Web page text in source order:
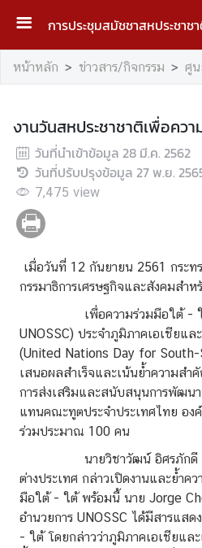
การประชุมสมัชชาสหประชาช
ห
น้
ลั
ก
U
N
G
บ
ค
ว
า
ม
น่
า
น
ใ
จ
หน้าหลัก ข่าวสาร/กิจกรรม ศู
งานวันสหประชาชาติเพื่อคว
วันที่นำเข้าข้อมูล 28 มี.ค. 2562
วันที่ปรับปรุงข้อมูล 27 พ.ย.
7,475 view
เมื่อวันที่ 12 กันยายน 2561 กระท
กรรมาธิการเศรษฐกิจและสังคมสำ
เพื่อความร่วมมือใต้ - ใต้
UNOSSC) ประจำภูมิภาคเอเชียแ
(United Nations Day for
เสนอผลสำเร็จและเน้นย้ำความส
การส่งเสริมและสนับสนุนการพัฒน
แทนคณะทูตประจำประเทศไทย อง
ร่วมประมาณ 100 คน
นายวิชาวัฒน์ อิศรภักดี ที่ปรึกษา
ต่างประเทศ กล่าวเปิดงานและย้ำ
มือใต้ - ใต้ พร้อมนี้ นาย Jorge
อำนวยการ UNOSSC ได้มีสารแส
- ใต้ โดยกล่าวว่าภูมิภาคเอเชียแ